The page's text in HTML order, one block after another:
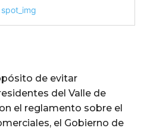
de evitar
del Valle de
el reglamento sobre el
el Gobierno de